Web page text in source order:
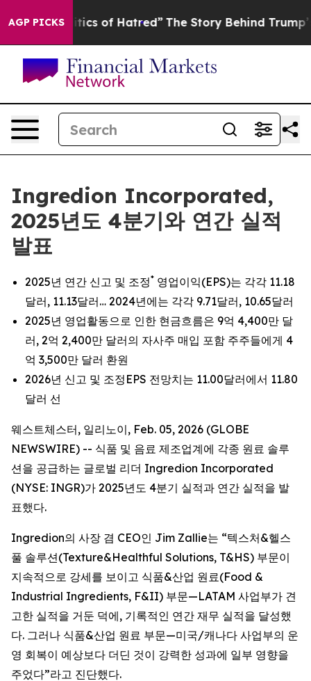
AGP PICKS
of Hatred” The Story Behind Trump’s Terrible
Ingredion Incorporated,
2025년도 4분기와 연간 실적
발표
2025년 연간 신고 및 조정* 영업이익(EPS)는 각각 11.18
달러, 11.13달러… 2024년에는 각각 9.71달러, 10.65달러
2025년 영업활동으로 인한 현금흐름은 9억 4,400만 달
러, 2억 2,400만 달러의 자사주 매입 포함 주주들에게 4
억 3,500만 달러 환원
2026년 신고 및 조정EPS 전망치는 11.00달러에서 11.80
달러 선
웨스트체스터, 일리노이, Feb. 05, 2026 (GLOBE
NEWSWIRE) -- 식품 및 음료 제조업계에 각종 원료 솔루
션을 공급하는 글로벌 리더 Ingredion Incorporated
(NYSE: INGR)가 2025년도 4분기 실적과 연간 실적을 발
표했다.
Ingredion의 사장 겸 CEO인 Jim Zallie는 “텍스처&헬스
풀 솔루션(Texture&Healthful Solutions, T&HS) 부문이
지속적으로 강세를 보이고 식품&산업 원료(Food &
Industrial Ingredients, F&II) 부문—LATAM 사업부가 견
고한 실적을 거둔 덕에, 기록적인 연간 재무 실적을 달성했
다. 그러나 식품&산업 원료 부문—미국/캐나다 사업부의 운
영 회복이 예상보다 더딘 것이 강력한 성과에 일부 영향을
주었다”라고 진단했다.